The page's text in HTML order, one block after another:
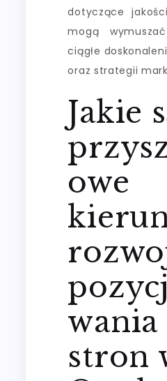
dotyczące
mogą
ciągłe
oraz strategii
Jakie
owe
wania
stron